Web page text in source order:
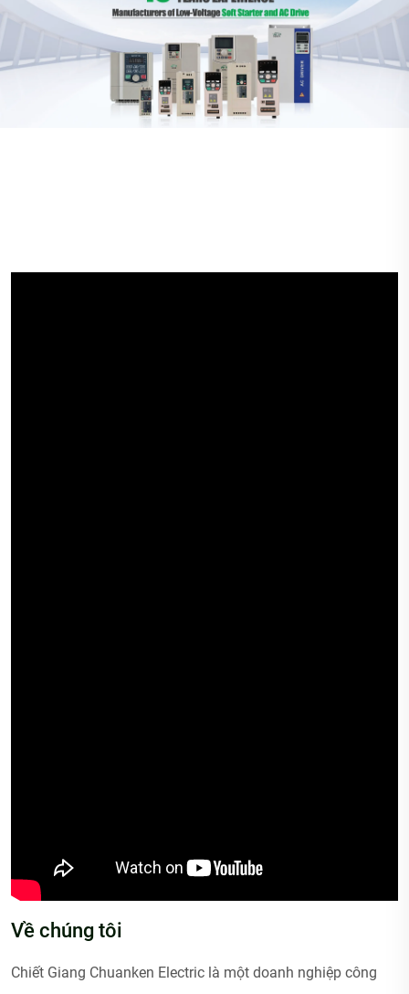
Về chúng tôi
Chiết Giang Chuanken Electric là một doanh nghiệp công